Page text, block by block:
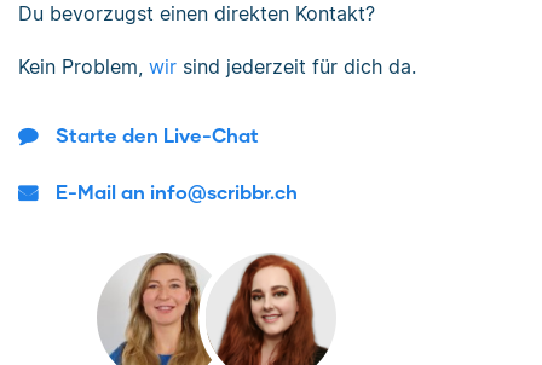
Du bevorzugst einen direkten Kontakt?
Kein Problem, wir sind jederzeit für dich da.
Starte den Live-Chat
E-Mail an info@scribbr.ch